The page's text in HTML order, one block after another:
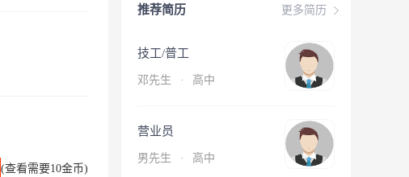
(查看需要10金币)
更多简历
推荐简历
技工/普工
邓先生 · 高中
营业员
男先生 · 高中